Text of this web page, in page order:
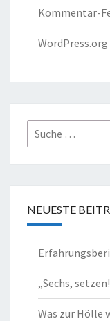
Kommentar-
WordPress.org
Suche
nach:
NEUESTE
„Sechs,
Was zur Hölle